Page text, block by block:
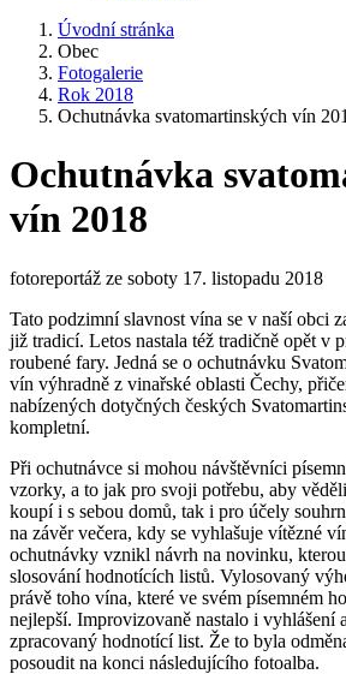
Úvodní stránka
Obec
Fotogalerie
Rok 2018
Ochutnávka svatomartinských vín
Ochutnávka
vín 2018
fotoreportáž ze soboty 17. listopadu 2018
Tato podzimní slavnost vína se v naší obci
již tradicí. Letos nastala též tradičně opět v
roubené fary. Jedná se o ochutnávku
vín výhradně z vinařské oblasti Čechy,
nabízených dotyčných českých
kompletní.
Při ochutnávce si mohou návštěvníci
vzorky, a to jak pro svoji potřebu, aby
koupí i s sebou domů, tak i pro účely
na závěr večera, kdy se vyhlašuje vítězné
ochutnávky vznikl návrh na novinku,
slosování hodnotících listů. Vylosovaný
právě toho vína, které ve svém písemném
nejlepší. Improvizovaně nastalo i vyhlášení
zpracovaný hodnotící list. Že to byla
posoudit na konci následujícího fotoalba.